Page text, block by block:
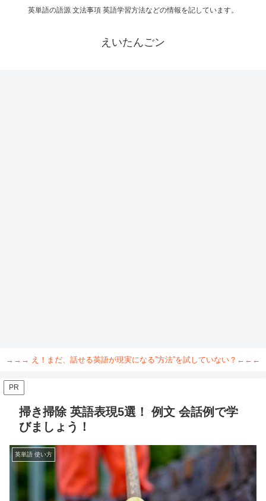
英単語の語源 文法事項 英語学習方法などの情報を記しています。
えいたんごン
→→→ え！まだ、話せる英語が現実になる”方法”を試していない？←←←
PR
掃き掃除 英語表現5選！ 例文 会話例で学
びましょう！
英単語 使い方